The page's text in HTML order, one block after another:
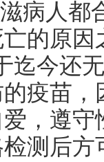
病人都
的原因
还无
疫苗，
，遵守
测后方